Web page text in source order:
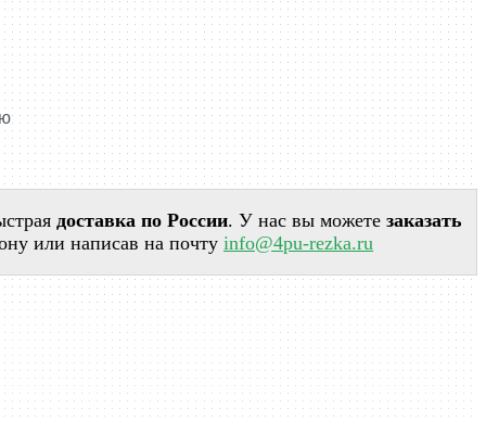
доставка по России. У нас вы можете заказать
или написав на почту info@4pu-rezka.ru